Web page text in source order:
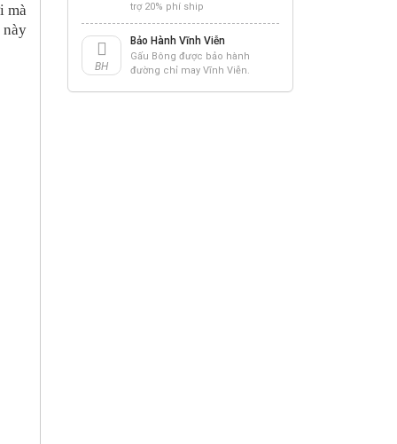
mà
này
trợ 20% phí ship
BH
Bảo Hành Vĩnh Viễn
Gấu Bông được bảo hành
đường chỉ may Vĩnh Viễn.